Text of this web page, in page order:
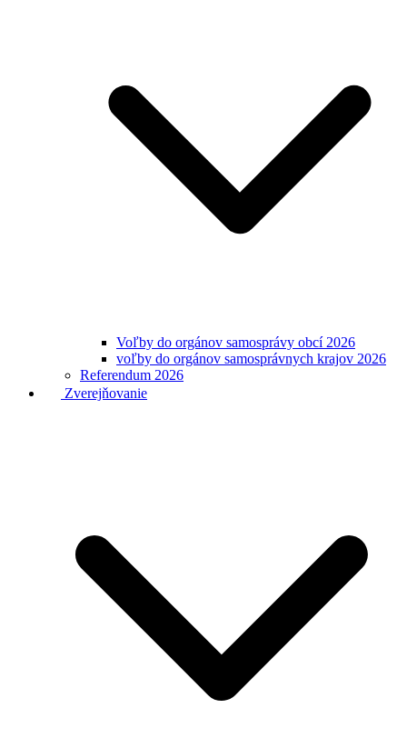
Voľby do orgánov samosprávy obcí 2026
voľby do orgánov samosprávnych krajov 2026
Referendum 2026
Zverejňovanie